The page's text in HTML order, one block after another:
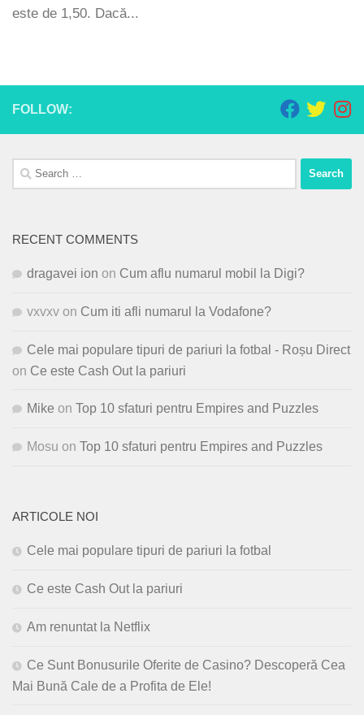
este de 1,50. Dacă...
FOLLOW:
Search
for:
RECENT COMMENTS
dragavei ion on Cum aflu numarul mobil la Digi?
vxvxv on Cum iti afli numarul la Vodafone?
Cele mai populare tipuri de pariuri la fotbal - Roșu Direct
on Ce este Cash Out la pariuri
Mike on Top 10 sfaturi pentru Empires and Puzzles
Mosu on Top 10 sfaturi pentru Empires and Puzzles
ARTICOLE NOI
Cele mai populare tipuri de pariuri la fotbal
Ce este Cash Out la pariuri
Am renuntat la Netflix
Ce Sunt Bonusurile Oferite de Casino? Descoperă Cea
Mai Bună Cale de a Profita de Ele!